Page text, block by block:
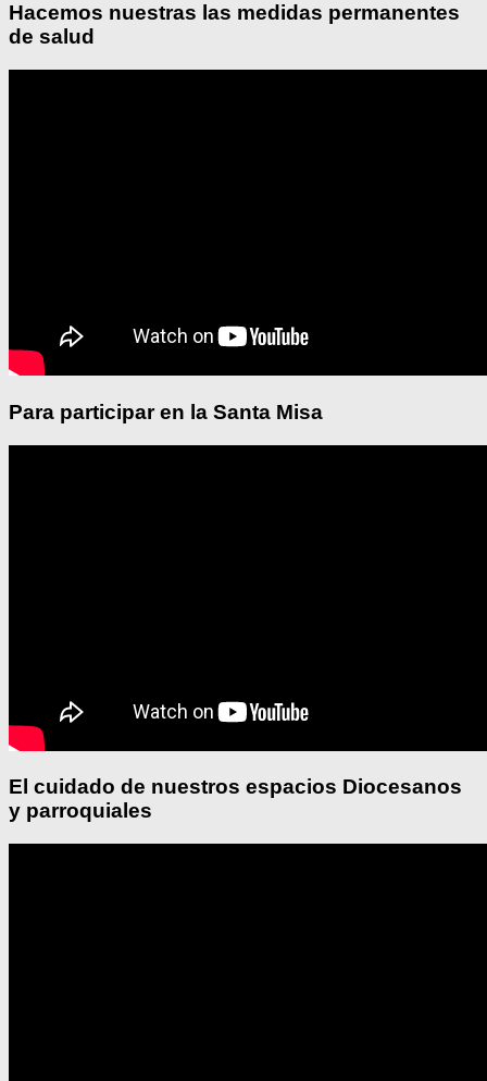
Hacemos nuestras las medidas permanentes
de salud
Para participar en la Santa Misa
El cuidado de nuestros espacios Diocesanos
y parroquiales